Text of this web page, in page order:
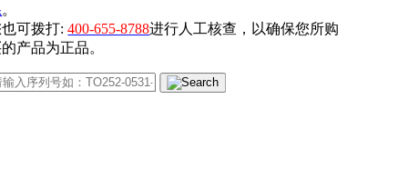
。
也可拨打:400-655-8788进行人工核查，以确保您所购
产品为正品。